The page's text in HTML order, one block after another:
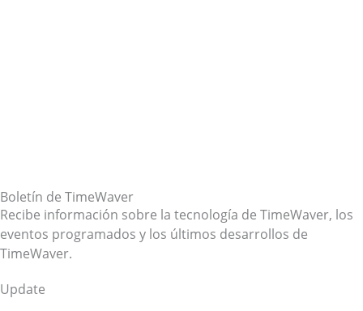
Boletín de TimeWaver
Recibe información sobre la tecnología de TimeWaver, los
eventos programados y los últimos desarrollos de
TimeWaver.
Update